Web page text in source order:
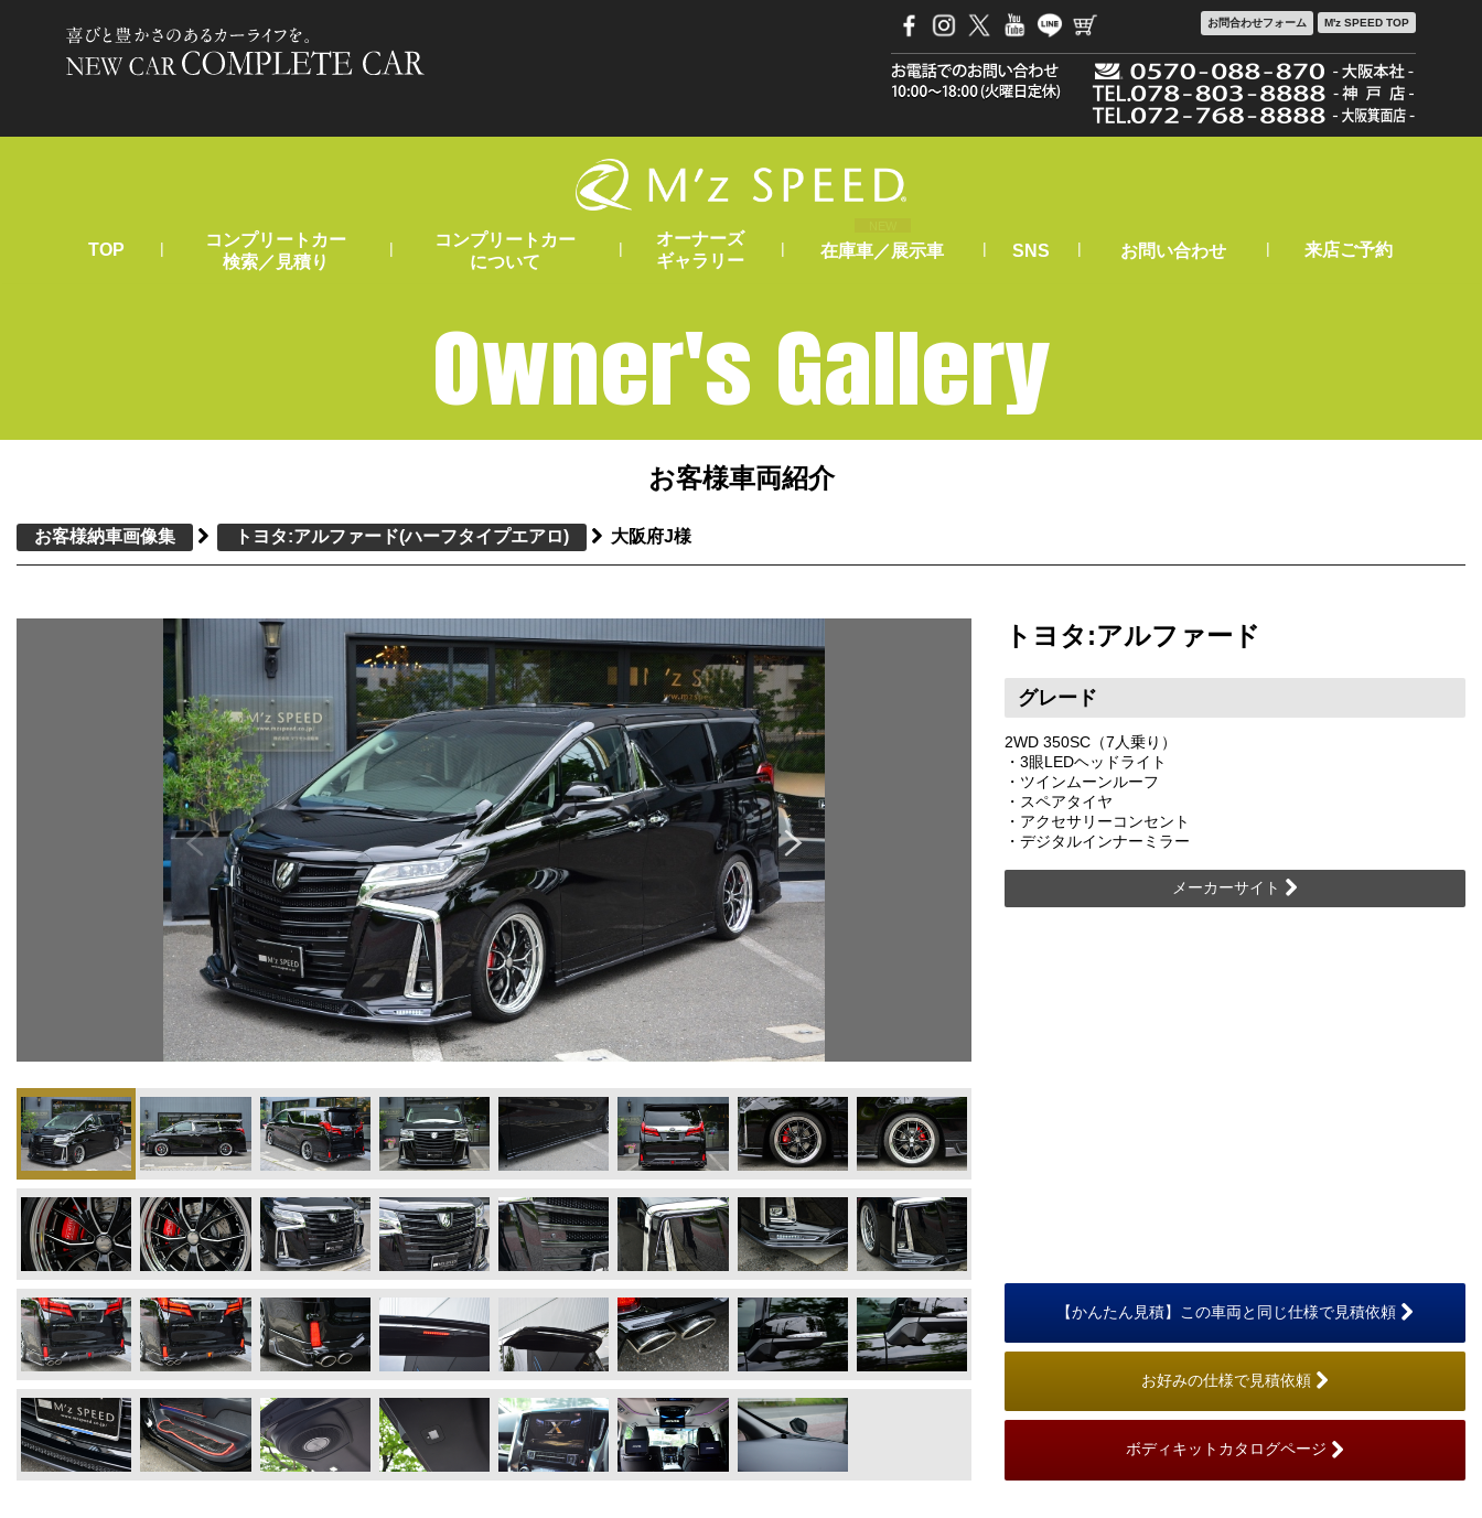
お問合わせフォーム M'z SPEED TOP
TOP |
コンプリートカー
検索／見積り
|
コンプリートカー
について
|
オーナーズ
ギャラリー
| 在庫車／展示車 | SNS | お問い合わせ | 来店ご予約
Owner's Gallery
お客様車両紹介
お客様納車画像集 トヨタ:アルファード(ハーフタイプエアロ) 大阪府J様
トヨタ:アルファード
グレード
2WD 350SC（7人乗り）
・3眼LEDヘッドライト
・ツインムーンルーフ
・スペアタイヤ
・アクセサリーコンセント
・デジタルインナーミラー
メーカーサイト
【かんたん見積】この車両と同じ仕様で見積依頼
お好みの仕様で見積依頼
ボディキットカタログページ